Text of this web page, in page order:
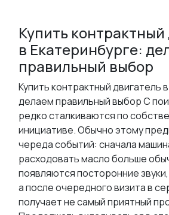
Купить контрактный
в Екатеринбурге:
правильный выбор
Купить контрактный двигатель
делаем правильный выбор С
редко сталкиваются по
инициативе. Обычно этому
череда событий: сначала
расходовать масло больше
появляются посторонние
а после очередного визита в
получает не самый приятный